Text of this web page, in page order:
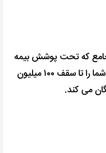
جامع که تحت پوشش بیمه
ایران می باشد بار و کالاهای شما را تا سقف ۱۰۰ میلیون
می کند.